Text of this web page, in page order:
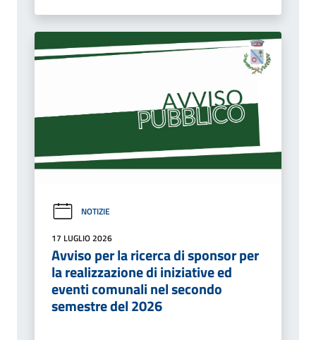
NOTIZIE
17 LUGLIO 2026
Avviso per la ricerca di sponsor per
la realizzazione di iniziative ed
eventi comunali nel secondo
semestre del 2026